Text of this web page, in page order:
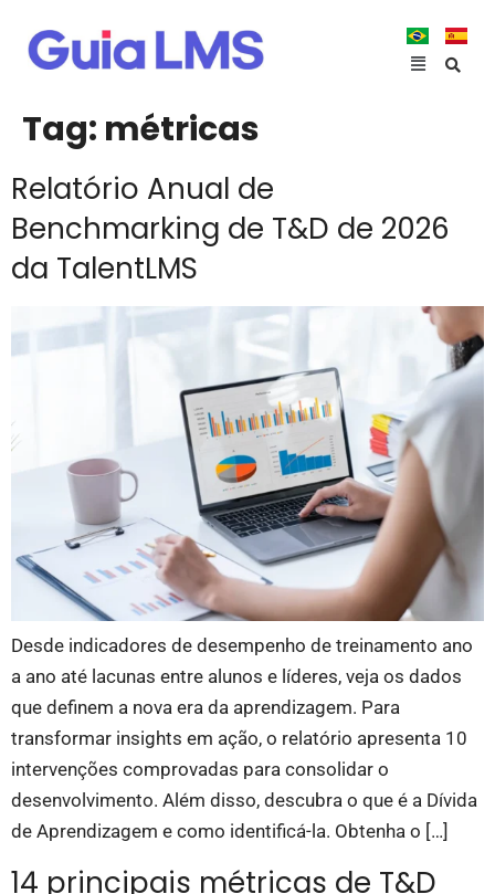
Tag: métricas
Relatório Anual de
Benchmarking de T&D de 2026
da TalentLMS
Desde indicadores de desempenho de treinamento ano
a ano até lacunas entre alunos e líderes, veja os dados
que definem a nova era da aprendizagem. Para
transformar insights em ação, o relatório apresenta 10
intervenções comprovadas para consolidar o
desenvolvimento. Além disso, descubra o que é a Dívida
de Aprendizagem e como identificá-la. Obtenha o […]
14 principais métricas de T&D